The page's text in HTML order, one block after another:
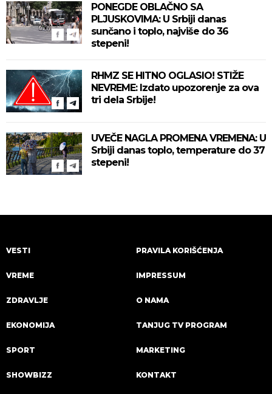
PONEGDE OBLAČNO SA
PLJUSKOVIMA: U Srbiji danas
sunčano i toplo, najviše do 36
stepeni!
RHMZ SE HITNO OGLASIO! STIŽE
NEVREME: Izdato upozorenje za ova
tri dela Srbije!
UVEČE NAGLA PROMENA VREMENA: U
Srbiji danas toplo, temperature do 37
stepeni!
VESTI
VREME
ZDRAVLJE
EKONOMIJA
SPORT
SHOWBIZZ
PRAVILA KORIŠĆENJA
IMPRESSUM
O NAMA
TANJUG TV PROGRAM
MARKETING
KONTAKT